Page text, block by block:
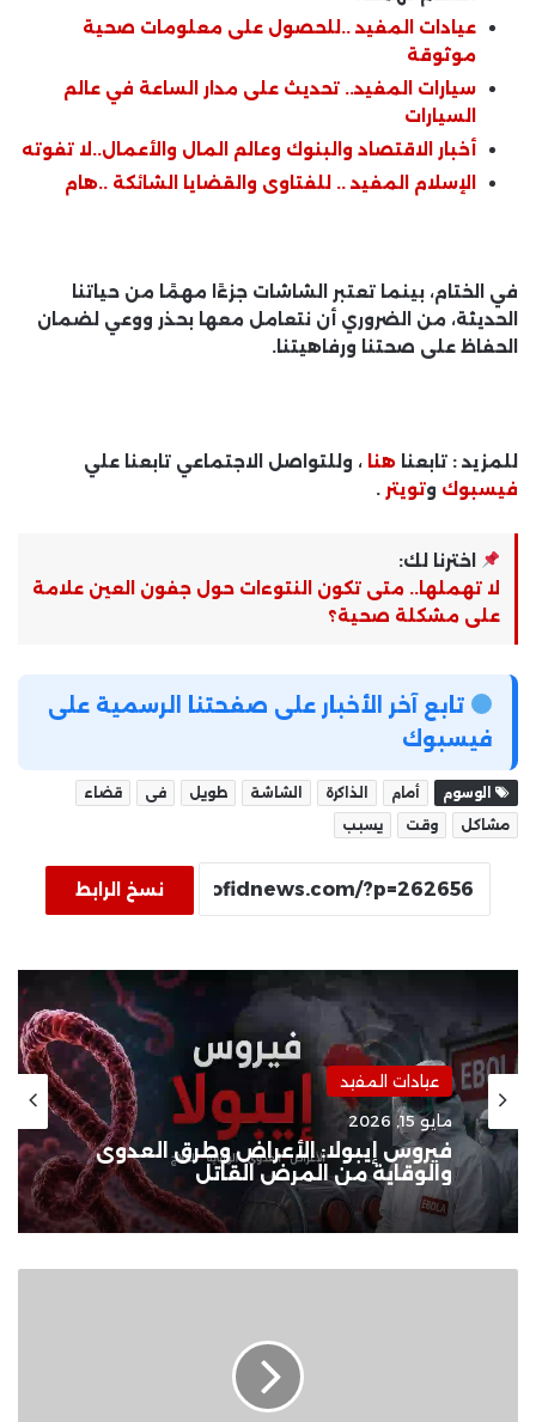
عيادات المفيد ..للحصول على معلومات صحية
موثوقة
سيارات المفيد.. تحديث على مدار الساعة في عالم
السيارات
أخبار الاقتصاد والبنوك وعالم المال والأعمال..لا تفوته
الإسلام المفيد .. للفتاوى والقضايا الشائكة ..هام
في الختام، بينما تعتبر الشاشات جزءًا مهمًا من حياتنا
الحديثة، من الضروري أن نتعامل معها بحذر ووعي لضمان
الحفاظ على صحتنا ورفاهيتنا.
للمزيد : تابعنا هنا ، وللتواصل الاجتماعي تابعنا علي
فيسبوك وتويتر .
اخترنا لك:
لا تهملها.. متى تكون النتوءات حول جفون العين علامة
على مشكلة صحية؟
تابع آخر الأخبار على صفحتنا الرسمية على
فيسبوك
الوسوم أمام الذاكرة الشاشة طويل فى
قضاء
مشاكل
وقت يسبب
نسخ الرابط
عيادات المفيد
مايو 15, 2026
فيروس إيبولا: الأعراض وطرق العدوى
والوقاية من المرض القاتل